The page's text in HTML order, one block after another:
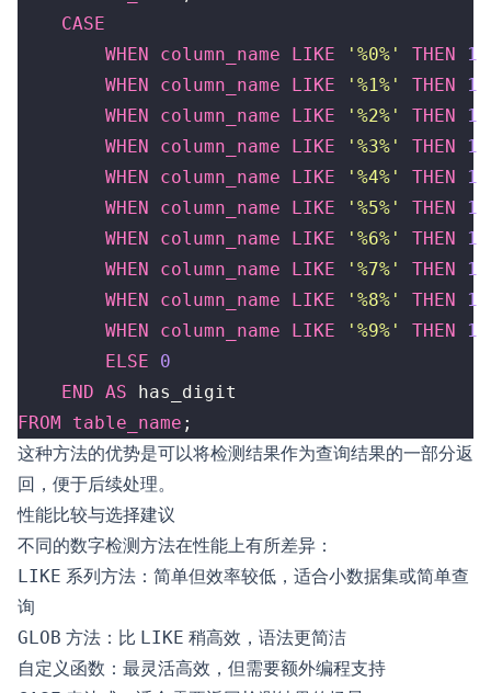
CASE
WHEN
column_name LIKE '%0%' THEN
1
WHEN
column_name LIKE '%1%' THEN
1
WHEN
column_name LIKE '%2%' THEN
1
WHEN
column_name LIKE '%3%' THEN
1
WHEN
column_name LIKE '%4%' THEN
1
WHEN
column_name LIKE '%5%' THEN
1
WHEN
column_name LIKE '%6%' THEN
1
WHEN
column_name LIKE '%7%' THEN
1
WHEN
column_name LIKE '%8%' THEN
1
WHEN
column_name LIKE '%9%' THEN
1
ELSE
0
END AS
has_digit
FROM
table_name ;
这种方法的优势是可以将检测结果作为查询结果的一部分返
回，便于后续处理。
性能比较与选择建议
不同的数字检测方法在性能上有所差异：
LIKE 系列方法：简单但效率较低，适合小数据集或简单查
询
GLOB 方法：比 LIKE 稍高效，语法更简洁
自定义函数：最灵活高效，但需要额外编程支持